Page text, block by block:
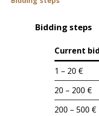
Bidding steps
Current bid
1 – 20 €
20 – 200 €
200 – 500 €